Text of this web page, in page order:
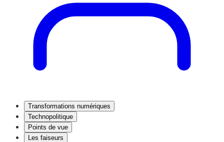
Transformations numériques
Technopolitique
Points de vue
Les faiseurs